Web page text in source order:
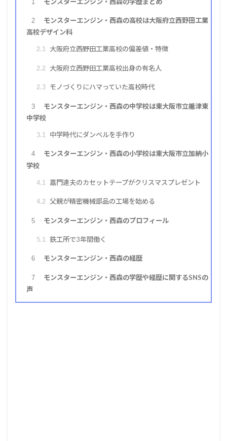
1
2
モンスターエンジン・西森の高校は大阪府立西野田工業
高校デザイン科
2.1 大阪府立西野田工業高校の偏差値・特徴
2.2 大阪府立西野田工業高校出身の有名人
2.3 モノづくりにハマっていた高校時代
3
モンスターエンジン・西森の中学校は東大阪市立楯津東
中学校
3.1 中学時代にダンベルを手作り
4
モンスターエンジン・西森の小学校は東大阪市立加納小
学校
4.1 嘉門達夫のカセットテープがクリスマスプレゼント
4.2 父親が精密機械部品の工場を始める
5 モンスターエンジン・西森のプロフィール
5.1 鉄工所で3年間働く
6 モンスターエンジン・西森の経歴
7
モンスターエンジン・西森の学歴や経歴に関するSNSの
声